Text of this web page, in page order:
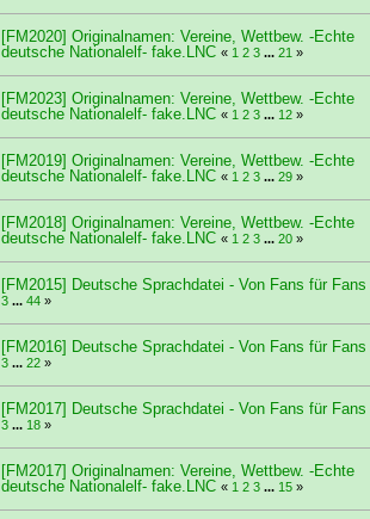
[FM2020] Originalnamen: Vereine, Wettbew. -Echte
deutsche Nationalelf- fake.LNC « 1 2 3 ... 21 »
[FM2023] Originalnamen: Vereine, Wettbew. -Echte
deutsche Nationalelf- fake.LNC « 1 2 3 ... 12»
[FM2019] Originalnamen: Vereine, Wettbew. -Echte
deutsche Nationalelf- fake.LNC « 1 2 3 ... 29»
[FM2018] Originalnamen: Vereine, Wettbew. -Echte
deutsche Nationalelf- fake.LNC « 1 2 3 ... 20»
[FM2015] Deutsche Sprachdatei - Von Fans für Fans
3 ... 44»
[FM2016] Deutsche Sprachdatei - Von Fans für Fans
3 ... 22»
[FM2017] Deutsche Sprachdatei - Von Fans für Fans
3 ... 18»
[FM2017] Originalnamen: Vereine, Wettbew. -Echte
deutsche Nationalelf- fake.LNC « 1 2 3 ... 15»